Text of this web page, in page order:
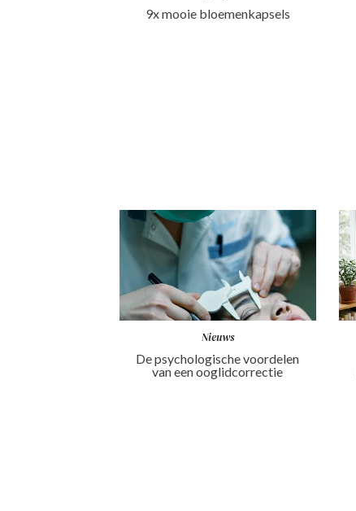
9x mooie bloemenkapsels
Nieuws
De psychologische voordelen
van een ooglidcorrectie